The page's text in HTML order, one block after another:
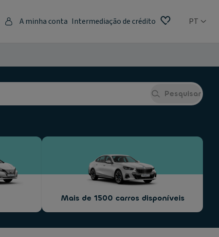
A minha conta Intermediação de crédito PT
Pesquisar
Mais de 1500 carros disponíveis